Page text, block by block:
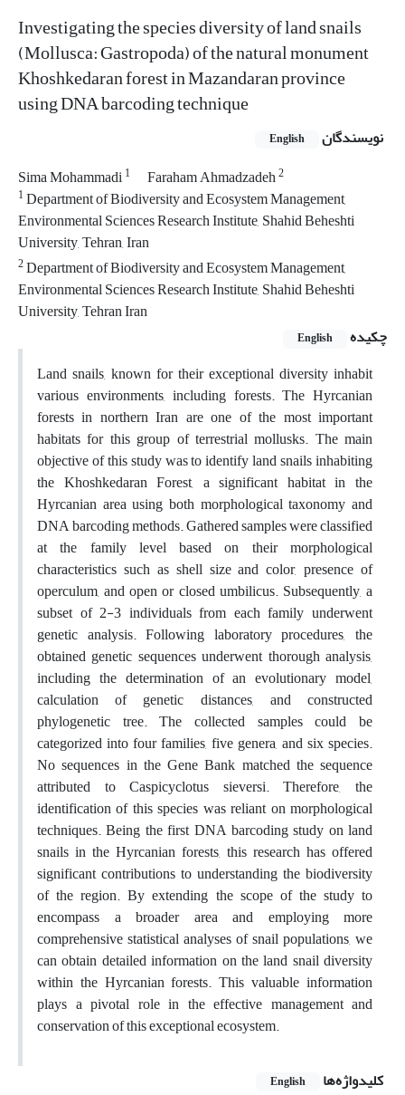
Investigating the species diversity of land snails
(Mollusca: Gastropoda) of the natural monument
Khoshkedaran forest in Mazandaran province
using DNA barcoding technique
نویسندگان English
Sima Mohammadi1 Faraham Ahmadzadeh2
1Department of Biodiversity and Ecosystem Management,
Environmental Sciences Research Institute, Shahid Beheshti
University, Tehran, Iran
2Department of Biodiversity and Ecosystem Management,
Environmental Sciences Research Institute, Shahid Beheshti
University, Tehran Iran
چکیده
English
Land snails, known for their exceptional diversity inhabit
various environments, including forests. The Hyrcanian
forests in northern Iran are one of the most important
habitats for this group of terrestrial mollusks. The main
objective of this study was to identify land snails inhabiting
the Khoshkedaran Forest, a significant habitat in the
Hyrcanian area using both morphological taxonomy and
DNA barcoding methods. Gathered samples were classified
at the family level based on their morphological
characteristics such as shell size and color, presence of
operculum, and open or closed umbilicus. Subsequently, a
subset of 2-3 individuals from each family underwent
genetic analysis. Following laboratory procedures, the
obtained genetic sequences underwent thorough analysis,
including the determination of an evolutionary model,
calculation of genetic distances, and constructed
phylogenetic tree. The collected samples could be
categorized into four families, five genera, and six species.
No sequences in the Gene Bank matched the sequence
attributed to Caspicyclotus sieversi. Therefore, the
identification of this species was reliant on morphological
techniques. Being the first DNA barcoding study on land
snails in the Hyrcanian forests, this research has offered
significant contributions to understanding the biodiversity
of the region. By extending the scope of the study to
encompass a broader area and employing more
comprehensive statistical analyses of snail populations, we
can obtain detailed information on the land snail diversity
within the Hyrcanian forests. This valuable information
plays a pivotal role in the effective management and
conservation of this exceptional ecosystem.
کلیدواژه‌ها
English